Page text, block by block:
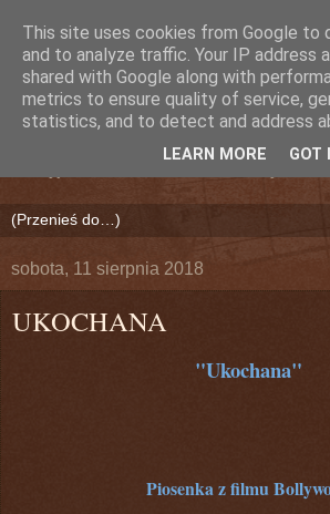
Nieznany Dźwięk
Bollywood!
sobota, 11 sierpnia 2018
UKOCHANA
"Ukochana"
Piosenka z filmu
This site uses cookies from Google to
and to analyze traffic. Your IP address
shared with Google along with
metrics to ensure quality of service,
statistics, and to detect and address
LEARN MORE GOT